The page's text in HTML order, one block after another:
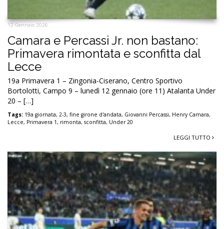
12 Gennaio 2026
Camara e Percassi Jr. non bastano:
Primavera rimontata e sconfitta dal
Lecce
19a Primavera 1 – Zingonia-Ciserano, Centro Sportivo
Bortolotti, Campo 9 – lunedì 12 gennaio (ore 11) Atalanta Under
20 – […]
Tags: 19a giornata, 2-3, fine girone d'andata, Giovanni Percassi, Henry Camara,
Lecce, Primavera 1, rimonta, sconfitta, Under 20
LEGGI TUTTO